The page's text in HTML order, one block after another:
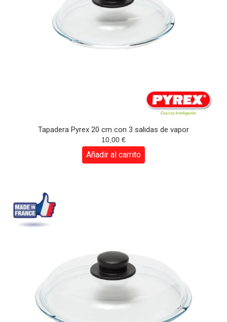
Tapadera Pyrex 20 cm con 3 salidas de vapor
10,00 €
Añadir al carrito